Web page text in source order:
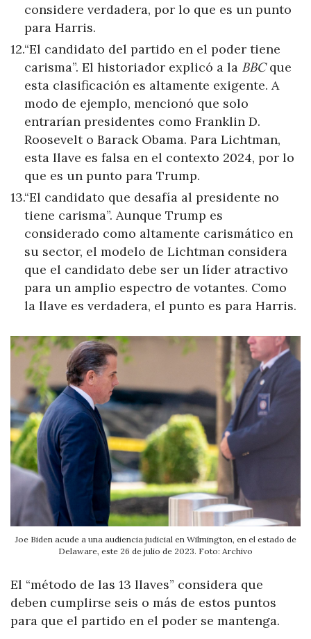
considere verdadera, por lo que es un punto
para Harris.
“El candidato del partido en el poder tiene
carisma”. El historiador explicó a la BBCque
esta clasificación es altamente exigente. A
modo de ejemplo, mencionó que solo
entrarían presidentes como Franklin D.
Roosevelt o Barack Obama. Para Lichtman,
esta llave es falsa en el contexto 2024, por lo
que es un punto para Trump.
“El candidato que desafía al presidente no
tiene carisma”. Aunque Trump es
considerado como altamente carismático en
su sector, el modelo de Lichtman considera
que el candidato debe ser un líder atractivo
para un amplio espectro de votantes. Como
la llave es verdadera, el punto es para Harris.
Joe Biden acude a una audiencia judicial en Wilmington, en el estado de
Delaware, este 26 de julio de 2023. Foto: Archivo
El “método de las 13 llaves” considera que
deben cumplirse seis o más de estos puntos
para que el partido en el poder se mantenga.